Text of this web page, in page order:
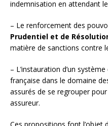
indemnisation en attendant
– Le renforcement des
Prudentiel et de
matière de sanctions contre
– L’instauration d’un système
française dans le domaine
assurés de se regrouper
assureur.